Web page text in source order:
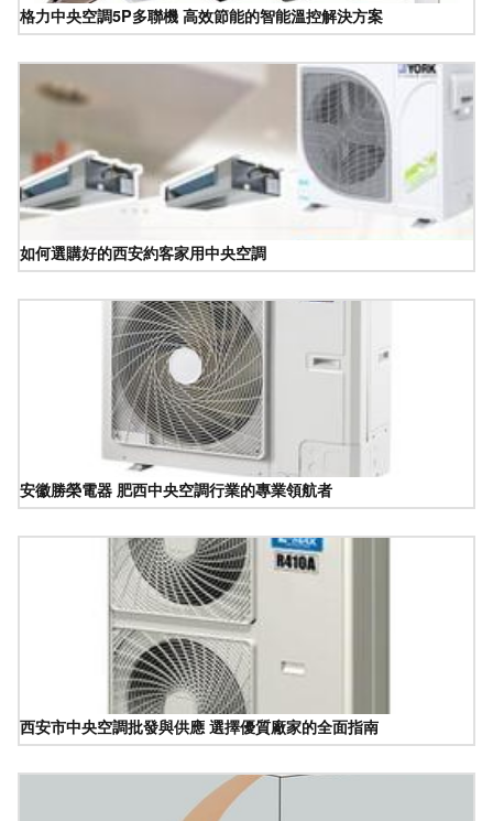
格力中央空調5P多聯機 高效節能的智能溫控解決方案
如何選購好的西安約客家用中央空調
安徽勝榮電器 肥西中央空調行業的專業領航者
西安市中央空調批發與供應 選擇優質廠家的全面指南